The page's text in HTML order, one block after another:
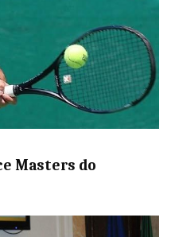
Masters do